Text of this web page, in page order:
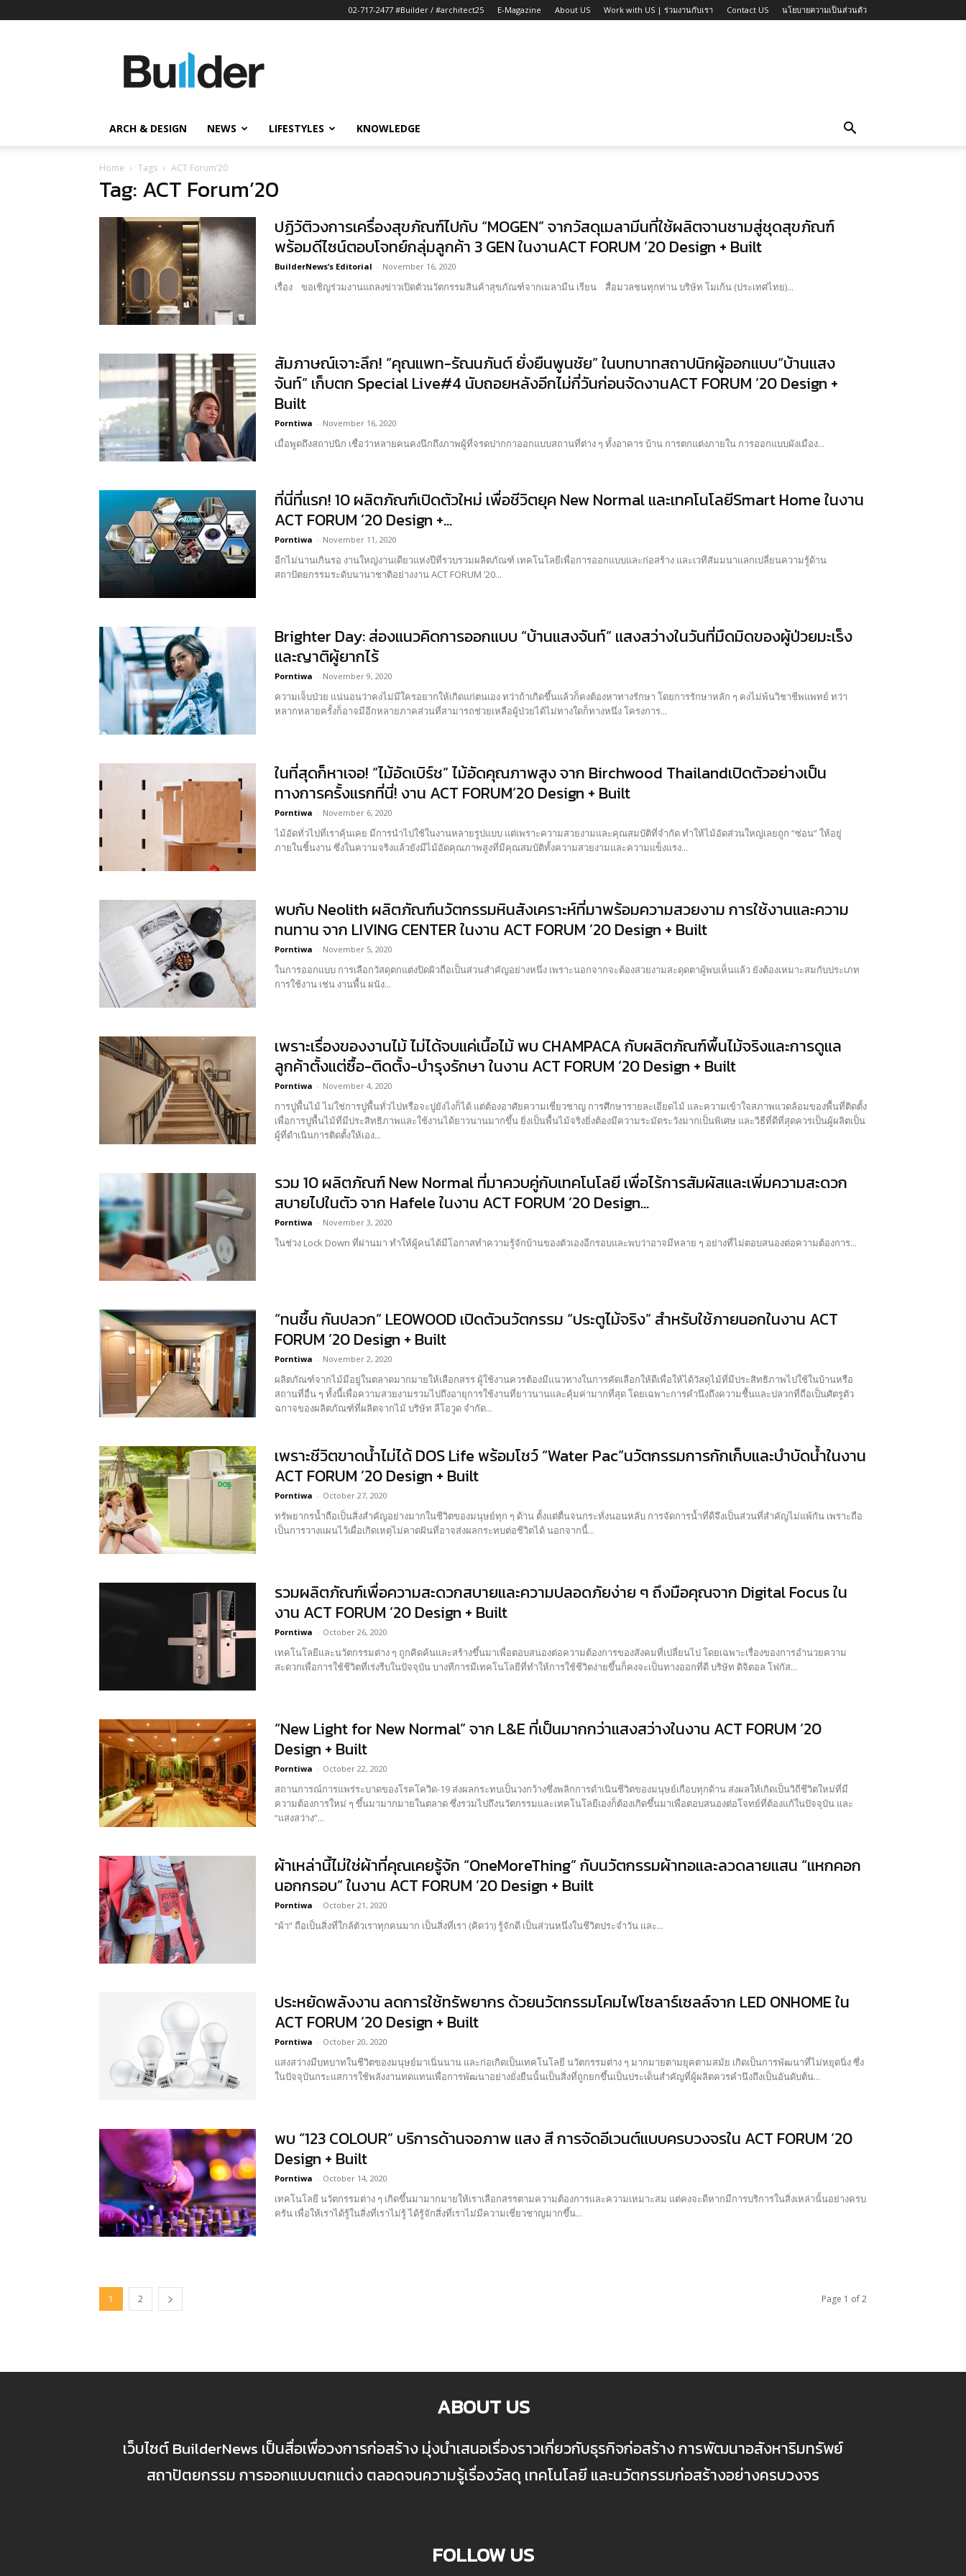
02-717-2477 #Builder / #architect25 E-Magazine About US Work with US | ร่วมงานกับเรา Contact US นโยบายความเป็นส่วนตัว
ข่าว
ก่อสร้าง
ARCH & DESIGN NEWS LIFESTYLES KNOWLEDGE
Home Tags ACT Forum’20
Tag: ACT Forum’20
ปฏิวัติวงการเครื่องสุขภัณฑ์ไปกับ “MOGEN” จากวัสดุเมลามีนที่ใช้ผลิตจานชามสู่ชุดสุขภัณฑ์
พร้อมดีไซน์ตอบโจทย์กลุ่มลูกค้า 3 GEN ในงานACT FORUM ’20 Design + Built
BuilderNews’s Editorial - November 16, 2020
เรื่อง ขอเชิญร่วมงานแถลงข่าวเปิดตัวนวัตกรรมสินค้าสุขภัณฑ์จากเมลามีน เรียน สื่อมวลชนทุกท่าน บริษัท โมเก้น (ประเทศไทย)...
สัมภาษณ์เจาะลึก! “คุณแพท-รัณนภันต์ ยั่งยืนพูนชัย” ในบทบาทสถาปนิกผู้ออกแบบ“บ้านแสง
จันท์” เก็บตก Special Live#4 นับถอยหลังอีกไม่กี่วันก่อนจัดงานACT FORUM ’20 Design +
Built
Porntiwa - November 16, 2020
เมื่อพูดถึงสถาปนิก เชื่อว่าหลายคนคงนึกถึงภาพผู้ที่จรดปากกาออกแบบสถานที่ต่าง ๆ ทั้งอาคาร บ้าน การตกแต่งภายใน การออกแบบผังเมือง...
ที่นี่ที่แรก! 10 ผลิตภัณฑ์เปิดตัวใหม่ เพื่อชีวิตยุค New Normal และเทคโนโลยีSmart Home ในงาน
ACT FORUM ’20 Design +...
Porntiwa - November 11, 2020
อีกไม่นานเกินรอ งานใหญ่งานเดียวแห่งปีที่รวบรวมผลิตภัณฑ์ เทคโนโลยีเพื่อการออกแบบและก่อสร้าง และเวทีสัมมนาแลกเปลี่ยนความรู้ด้าน
สถาปัตยกรรมระดับนานาชาติอย่างงาน ACT FORUM ’20...
Brighter Day: ส่องแนวคิดการออกแบบ “บ้านแสงจันท์” แสงสว่างในวันที่มืดมิดของผู้ป่วยมะเร็ง
และญาติผู้ยากไร้
Porntiwa - November 9, 2020
ความเจ็บป่วย แน่นอนว่าคงไม่มีใครอยากให้เกิดแก่ตนเอง ทว่าถ้าเกิดขึ้นแล้วก็คงต้องหาทางรักษา โดยการรักษาหลัก ๆ คงไม่พ้นวิชาชีพแพทย์ ทว่า
หลากหลายครั้งก็อาจมีอีกหลายภาคส่วนที่สามารถช่วยเหลือผู้ป่วยได้ไม่ทางใดก็ทางหนึ่ง โครงการ...
ในที่สุดก็หาเจอ! “ไม้อัดเบิร์ช” ไม้อัดคุณภาพสูง จาก Birchwood Thailandเปิดตัวอย่างเป็น
ทางการครั้งแรกที่นี่! งาน ACT FORUM’20 Design + Built
Porntiwa - November 6, 2020
ไม้อัดทั่วไปที่เราคุ้นเคย มีการนำไปใช้ในงานหลายรูปแบบ แต่เพราะความสวยงามและคุณสมบัติที่จำกัด ทำให้ไม้อัดส่วนใหญ่เลยถูก “ซ่อน” ให้อยู่
ภายในชิ้นงาน ซึ่งในความจริงแล้วยังมีไม้อัดคุณภาพสูงที่มีคุณสมบัติทั้งความสวยงามและความแข็งแรง...
พบกับ Neolith ผลิตภัณฑ์นวัตกรรมหินสังเคราะห์ที่มาพร้อมความสวยงาม การใช้งานและความ
ทนทาน จาก LIVING CENTER ในงาน ACT FORUM ’20 Design + Built
Porntiwa - November 5, 2020
ในการออกแบบ การเลือกวัสดุตกแต่งปิดผิวถือเป็นส่วนสำคัญอย่างหนึ่ง เพราะนอกจากจะต้องสวยงามสะดุดตาผู้พบเห็นแล้ว ยังต้องเหมาะสมกับประเภท
การใช้งาน เช่น งานพื้น ผนัง...
เพราะเรื่องของงานไม้ ไม่ได้จบแค่เนื้อไม้ พบ CHAMPACA กับผลิตภัณฑ์พื้นไม้จริงและการดูแล
ลูกค้าตั้งแต่ซื้อ-ติดตั้ง-บำรุงรักษา ในงาน ACT FORUM ’20 Design + Built
Porntiwa - November 4, 2020
การปูพื้นไม้ ไม่ใช่การปูพื้นทั่วไปหรือจะปูยังไงก็ได้ แต่ต้องอาศัยความเชี่ยวชาญ การศึกษารายละเอียดไม้ และความเข้าใจสภาพแวดล้อมของพื้นที่ติดตั้ง
เพื่อการปูพื้นไม้ที่มีประสิทธิภาพและใช้งานได้ยาวนานมากขึ้น ยิ่งเป็นพื้นไม้จริงยิ่งต้องมีความระมัดระวังมากเป็นพิเศษ และวิธีที่ดีที่สุดควรเป็นผู้ผลิตเป็น
ผู้ที่ดำเนินการติดตั้งให้เอง...
รวม 10 ผลิตภัณฑ์ New Normal ที่มาควบคู่กับเทคโนโลยี เพื่อไร้การสัมผัสและเพิ่มความสะดวก
สบายไปในตัว จาก Hafele ในงาน ACT FORUM ’20 Design...
Porntiwa - November 3, 2020
ในช่วง Lock Down ที่ผ่านมา ทำให้ผู้คนได้มีโอกาสทำความรู้จักบ้านของตัวเองอีกรอบและพบว่าอาจมีหลาย ๆ อย่างที่ไม่ตอบสนองต่อความต้องการ...
“ทนชื้น กันปลวก” LEOWOOD เปิดตัวนวัตกรรม “ประตูไม้จริง” สำหรับใช้ภายนอกในงาน ACT
FORUM ’20 Design + Built
Porntiwa - November 2, 2020
ผลิตภัณฑ์จากไม้มีอยู่ในตลาดมากมายให้เลือกสรร ผู้ใช้งานควรต้องมีแนวทางในการคัดเลือกให้ดีเพื่อให้ได้วัสดุไม้ที่มีประสิทธิภาพไปใช้ในบ้านหรือ
สถานที่อื่น ๆ ทั้งนี้เพื่อความสวยงามรวมไปถึงอายุการใช้งานที่ยาวนานและคุ้มค่ามากที่สุด โดยเฉพาะการคำนึงถึงความชื้นและปลวกที่ถือเป็นศัตรูตัว
ฉกาจของผลิตภัณฑ์ที่ผลิตจากไม้ บริษัท ลีโอวูด จำกัด...
เพราะชีวิตขาดน้ำไม่ได้ DOS Life พร้อมโชว์ “Water Pac”นวัตกรรมการกักเก็บและบำบัดน้ำในงาน
ACT FORUM ’20 Design + Built
Porntiwa - October 27, 2020
ทรัพยากรน้ำถือเป็นสิ่งสำคัญอย่างมากในชีวิตของมนุษย์ทุก ๆ ด้าน ตั้งแต่ตื่นจนกระทั่งนอนหลับ การจัดการน้ำที่ดีจึงเป็นส่วนที่สำคัญไม่แพ้กัน เพราะถือ
เป็นการวางแผนไว้เผื่อเกิดเหตุไม่คาดฝันที่อาจส่งผลกระทบต่อชีวิตได้ นอกจากนี้...
รวมผลิตภัณฑ์เพื่อความสะดวกสบายและความปลอดภัยง่าย ๆ ถึงมือคุณจาก Digital Focus ใน
งาน ACT FORUM ’20 Design + Built
Porntiwa - October 26, 2020
เทคโนโลยีและนวัตกรรมต่าง ๆ ถูกคิดค้นและสร้างขึ้นมาเพื่อตอบสนองต่อความต้องการของสังคมที่เปลี่ยนไป โดยเฉพาะเรื่องของการอำนวยความ
สะดวกเพื่อการใช้ชีวิตที่เร่งรีบในปัจจุบัน บางทีการมีเทคโนโลยีที่ทำให้การใช้ชีวิตง่ายขึ้นก็คงจะเป็นทางออกที่ดี บริษัท ดิจิตอล โฟกัส...
“New Light for New Normal” จาก L&E ที่เป็นมากกว่าแสงสว่างในงาน ACT FORUM ’20
Design + Built
Porntiwa - October 22, 2020
สถานการณ์การแพร่ระบาดของโรคโควิด-19 ส่งผลกระทบเป็นวงกว้างซึ่งพลิกการดำเนินชีวิตของมนุษย์เกือบทุกด้าน ส่งผลให้เกิดเป็นวิถีชีวิตใหม่ที่มี
ความต้องการใหม่ ๆ ขึ้นมามากมายในตลาด ซึ่งรวมไปถึงนวัตกรรมและเทคโนโลยีเองก็ต้องเกิดขึ้นมาเพื่อตอบสนองต่อโจทย์ที่ต้องแก้ในปัจจุบัน และ
“แสงสว่าง”...
ผ้าเหล่านี้ไม่ใช่ผ้าที่คุณเคยรู้จัก “OneMoreThing” กับนวัตกรรมผ้าทอและลวดลายแสน “แหกคอก
นอกกรอบ” ในงาน ACT FORUM ’20 Design + Built
Porntiwa - October 21, 2020
“ผ้า” ถือเป็นสิ่งที่ใกล้ตัวเราทุกคนมาก เป็นสิ่งที่เรา (คิดว่า) รู้จักดี เป็นส่วนหนึ่งในชีวิตประจำวัน และ...
ประหยัดพลังงาน ลดการใช้ทรัพยากร ด้วยนวัตกรรมโคมไฟโซลาร์เซลล์จาก LED ONHOME ใน
ACT FORUM ’20 Design + Built
Porntiwa - October 20, 2020
แสงสว่างมีบทบาทในชีวิตของมนุษย์มาเนิ่นนาน และก่อเกิดเป็นเทคโนโลยี นวัตกรรมต่าง ๆ มากมายตามยุคตามสมัย เกิดเป็นการพัฒนาที่ไม่หยุดนิ่ง ซึ่ง
ในปัจจุบันกระแสการใช้พลังงานทดแทนเพื่อการพัฒนาอย่างยั่งยืนนั้นเป็นสิ่งที่ถูกยกขึ้นเป็นประเด็นสำคัญที่ผู้ผลิตควรคำนึงถึงเป็นอันดับต้น...
พบ “123 COLOUR” บริการด้านจอภาพ แสง สี การจัดอีเวนต์แบบครบวงจรใน ACT FORUM ’20
Design + Built
Porntiwa - October 14, 2020
เทคโนโลยี นวัตกรรมต่าง ๆ เกิดขึ้นมามากมายให้เราเลือกสรรตามความต้องการและความเหมาะสม แต่คงจะดีหากมีการบริการในสิ่งเหล่านั้นอย่างครบ
ครัน เพื่อให้เราได้รู้ในสิ่งที่เราไม่รู้ ได้รู้จักสิ่งที่เราไม่มีความเชี่ยวชาญมากขึ้น...
1 2 Page 1 of 2
ABOUT US
เว็บไซต์ BuilderNews เป็นสื่อเพื่อวงการก่อสร้าง มุ่งนำเสนอเรื่องราวเกี่ยวกับธุรกิจก่อสร้าง การพัฒนาอสังหาริมทรัพย์
สถาปัตยกรรม การออกแบบตกแต่ง ตลอดจนความรู้เรื่องวัสดุ เทคโนโลยี และนวัตกรรมก่อสร้างอย่างครบวงจร
FOLLOW US